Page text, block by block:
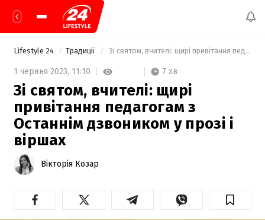
Lifestyle 24 Традиції Зі святом, вчителі: щирі привітання педагогам з Останнім дзвоником у прозі і віршах
1 червня 2023, 11:10 7 хв
Зі святом, вчителі: щирі
привітання педагогам з
Останнім дзвоником у прозі і
віршах
Вікторія Козар